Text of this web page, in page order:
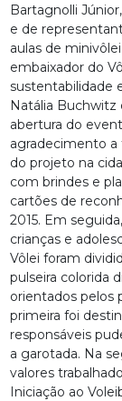
Bartagnolli
e de
aulas de
embaixador do
sustentabilidade
Natália
abertura do
agradecimento a
do projeto na
com brindes e
cartões de
2015. Em
crianças e
Vôlei foram
pulseira colorida
orientados pelos
primeira foi
responsáveis
a garotada. Na
valores
Iniciação ao